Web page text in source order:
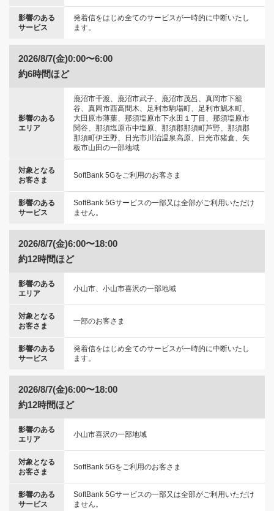
影響のある
サービス
発着信をはじめ全てのサービスが一時的に中断いたし
ます。
2026/8/7(金)0:00〜6:00
約6時間ほど
影響のある
エリア
鹿沼市千渡、鹿沼市武子、鹿沼市茂呂、真岡市下籠
谷、真岡市西高間木、足利市駒場町、足利市鵤木町、
大田原市薄葉、那須塩原市下永田１丁目、那須塩原市
関谷、那須塩原市中塩原、那須郡那須町芦野、那須郡
那須町伊王野、日光市川治温泉高原、日光市猪倉、矢
板市山田の一部地域
対象となる
お客さま
SoftBank 5Gをご利用のお客さま
影響のある
サービス
SoftBank 5Gサービスの一部又は全部がご利用いただけ
ません。
2026/8/7(金)6:00〜18:00
約12時間ほど
影響のある
エリア
小山市、小山市喜沢の一部地域
対象となる
お客さま
一部のお客さま
影響のある
サービス
発着信をはじめ全てのサービスが一時的に中断いたし
ます。
2026/8/7(金)6:00〜18:00
約12時間ほど
影響のある
エリア
小山市喜沢の一部地域
対象となる
お客さま
SoftBank 5Gをご利用のお客さま
影響のある
サービス
SoftBank 5Gサービスの一部又は全部がご利用いただけ
ません。